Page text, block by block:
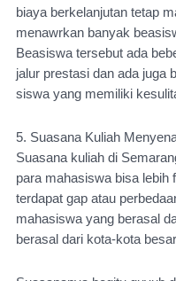
biaya berkelanjutan tetap
menawrkan banyak
Beasiswa tersebut ada
jalur prestasi dan ada juga
siswa yang memiliki
5. Suasana Kuliah
Suasana kuliah di
para mahasiswa bisa lebih
terdapat gap atau
mahasiswa yang berasal
berasal dari kota-kota